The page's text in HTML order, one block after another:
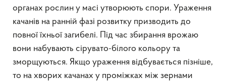
органах рослин у масі утворюють спори. Ураження
качанів на ранній фазі розвитку призводить до
повної їхньої загибелі. Під час збирання врожаю
вони набувають сірувато-білого кольору та
зморщуються. Якщо ураження відбувається пізніше,
то на хворих качанах у проміжках між зернами